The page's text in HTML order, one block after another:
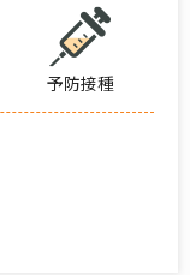
予防接種